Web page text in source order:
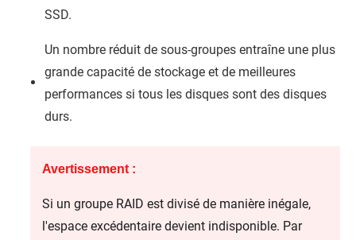
SSD.
Un nombre réduit de sous-groupes entraîne une plus
grande capacité de stockage et de meilleures
performances si tous les disques sont des disques
durs.
Avertissement :
Si un groupe RAID est divisé de manière inégale,
l'espace excédentaire devient indisponible. Par